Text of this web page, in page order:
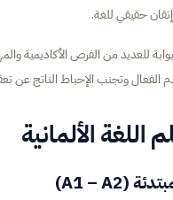
حقيقي للغة.
بوابة للعديد من الفرص الأكاديمية
الفعال وتجنب الإحباط الناتج
اللغة الألمانية